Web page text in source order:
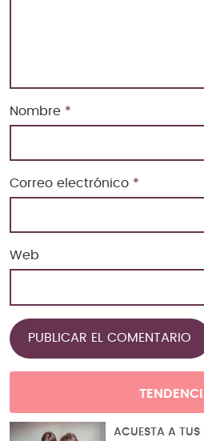
Nombre *
Correo electrónico *
Web
ACUESTA A